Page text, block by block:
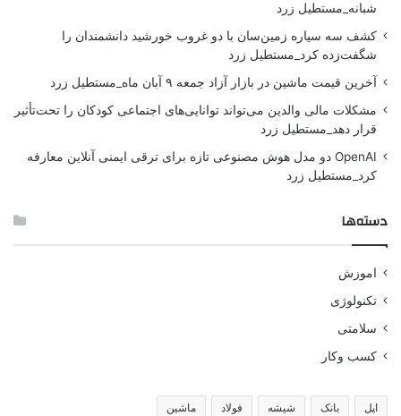
شبانه_مستطیل زرد
کشف سه سیاره زمین‌سان با دو غروب خورشید دانشمندان را
شگفت‌زده کرد_مستطیل زرد
آخرین قیمت ماشین در بازار آزاد جمعه ۹ آبان ماه_مستطیل زرد
مشکلات مالی والدین می‌تواند توانایی‌های اجتماعی کودکان را تحت‌تأثیر
قرار دهد_مستطیل زرد
OpenAI دو مدل هوش مصنوعی تازه برای ترقی ایمنی آنلاین معارفه
کرد_مستطیل زرد
دسته‌ها
اموزش
تکنولوژی
سلامتی
کسب وکار
اپل بانک شیشه فولاد ماشین